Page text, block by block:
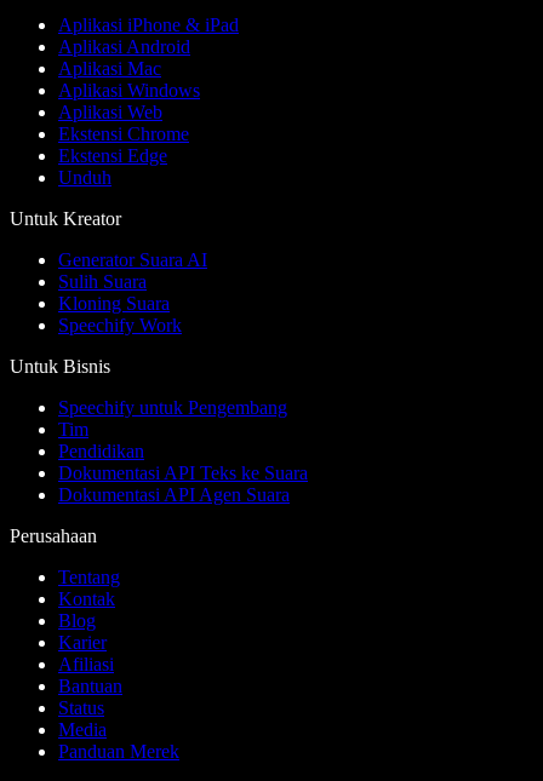
Aplikasi iPhone & iPad
Aplikasi Android
Aplikasi Mac
Aplikasi Windows
Aplikasi Web
Ekstensi Chrome
Ekstensi Edge
Unduh
Untuk Kreator
Generator Suara AI
Sulih Suara
Kloning Suara
Speechify Work
Untuk Bisnis
Speechify untuk Pengembang
Tim
Pendidikan
Dokumentasi API Teks ke Suara
Dokumentasi API Agen Suara
Perusahaan
Tentang
Kontak
Blog
Karier
Afiliasi
Bantuan
Status
Media
Panduan Merek